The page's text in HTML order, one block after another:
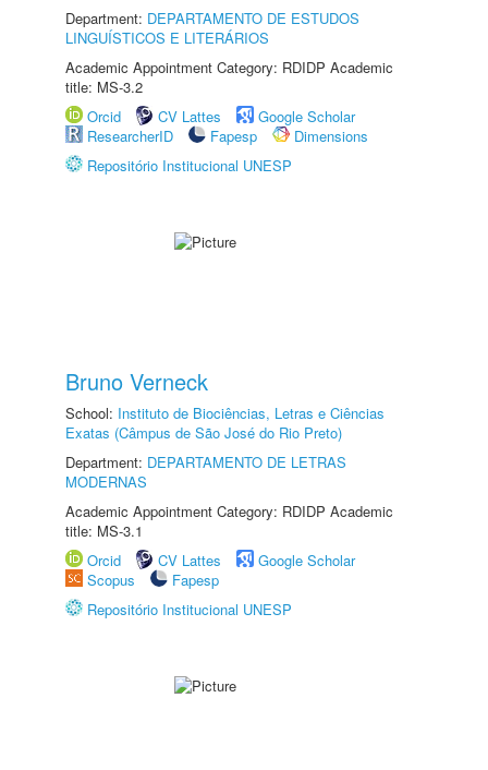
Department: DEPARTAMENTO DE ESTUDOS
LINGUÍSTICOS E LITERÁRIOS
Academic Appointment Category: RDIDP Academic
title: MS-3.2
Orcid
CV Lattes
Google Scholar
ResearcherID
Fapesp
Dimensions
Repositório Institucional UNESP
Bruno Verneck
School: Instituto de Biociências, Letras e Ciências
Exatas (Câmpus de São José do Rio Preto)
Department: DEPARTAMENTO DE LETRAS
MODERNAS
Academic Appointment Category: RDIDP Academic
title: MS-3.1
Orcid
CV Lattes
Google Scholar
Scopus
Fapesp
Repositório Institucional UNESP